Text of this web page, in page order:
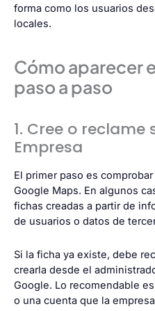
forma como los usuarios
locales.
Cómo aparecer
paso a paso
1. Cree o reclame
Empresa
El primer paso es
Google Maps. En algunos
fichas creadas a partir de
de usuarios o datos de
Si la ficha ya existe, debe
crearla desde el
Google. Lo recomendable
o una cuenta que la